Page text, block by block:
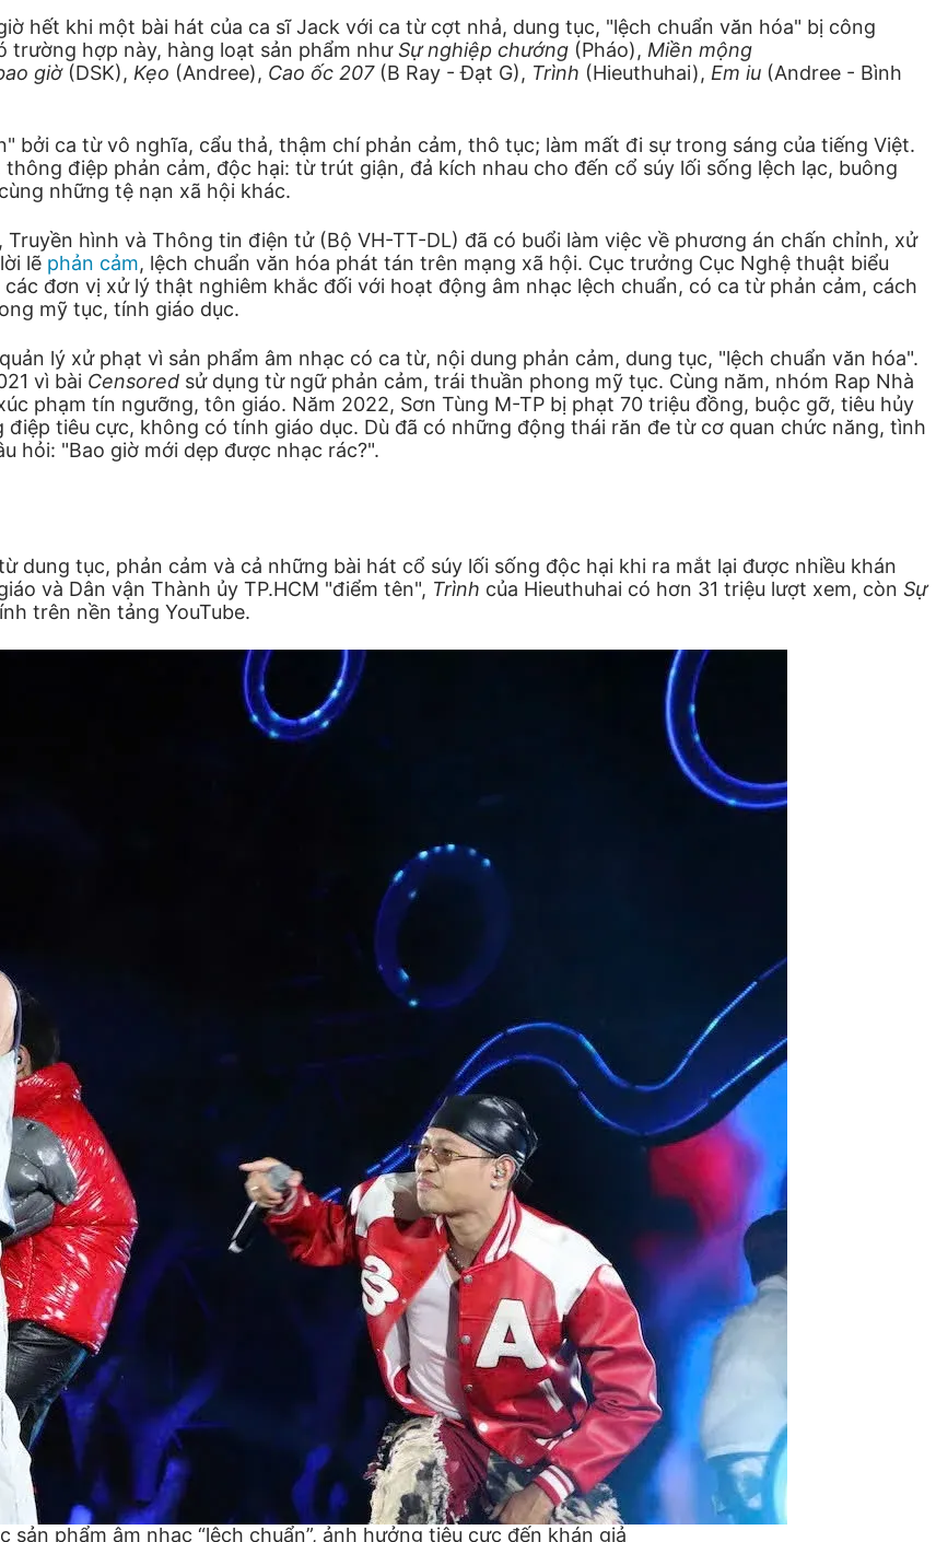
hết khi một bài hát của ca sĩ Jack với ca từ cợt nhả, dung tục, "lệch chuẩn văn hóa" bị công
trường hợp này, hàng loạt sản phẩm nhưSự nghiệp chướng (Pháo), Miền mộng
giờ (DSK), Kẹo (Andree), Cao ốc 207(B Ray - Đạt G), Trình (Hieuthuhai), Em iu (Andree - Bình
bởi ca từ vô nghĩa, cẩu thả, thậm chí phản cảm, thô tục; làm mất đi sự trong sáng của tiếng Việt.
điệp phản cảm, độc hại: từ trút giận, đả kích nhau cho đến cổ súy lối sống lệch lạc, buông
những tệ nạn xã hội khác.
Truyền hình và Thông tin điện tử (Bộ VH-TT-DL) đã có buổi làm việc về phương án chấn chỉnh, xử
lẽ phản cảm, lệch chuẩn văn hóa phát tán trên mạng xã hội. Cục trưởng Cục Nghệ thuật biểu
đơn vị xử lý thật nghiêm khắc đối với hoạt động âm nhạc lệch chuẩn, có ca từ phản cảm, cách
mỹ tục, tính giáo dục.
lý xử phạt vì sản phẩm âm nhạc có ca từ, nội dung phản cảm, dung tục, "lệch chuẩn văn hóa".
vì bài Censored sử dụng từ ngữ phản cảm, trái thuần phong mỹ tục. Cùng năm, nhóm Rap Nhà
phạm tín ngưỡng, tôn giáo. Năm 2022, Sơn Tùng M-TP bị phạt 70 triệu đồng, buộc gỡ, tiêu hủy
tiêu cực, không có tính giáo dục. Dù đã có những động thái răn đe từ cơ quan chức năng, tình
hỏi: "Bao giờ mới dẹp được nhạc rác?".
dung tục, phản cảm và cả những bài hát cổ súy lối sống độc hại khi ra mắt lại được nhiều khán
và Dân vận Thành ủy TP.HCM "điểm tên", Trình của Hieuthuhai có hơn 31 triệu lượt xem, còn Sự
trên nền tảng YouTube.
phẩm âm nhạc “lệch chuẩn”, ảnh hưởng tiêu cực đến khán giả